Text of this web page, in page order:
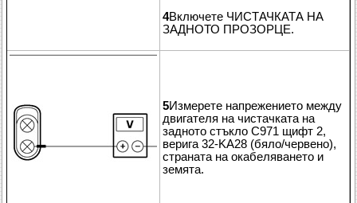
4Включете ЧИСТАЧКАТА НА
ЗАДНОТО ПРОЗОРЦЕ.
5Измерете напрежението между
двигателя на чистачката на
задното стъкло C971 щифт 2,
верига 32-KA28 (бяло/червено),
страната на окабеляването и
земята.